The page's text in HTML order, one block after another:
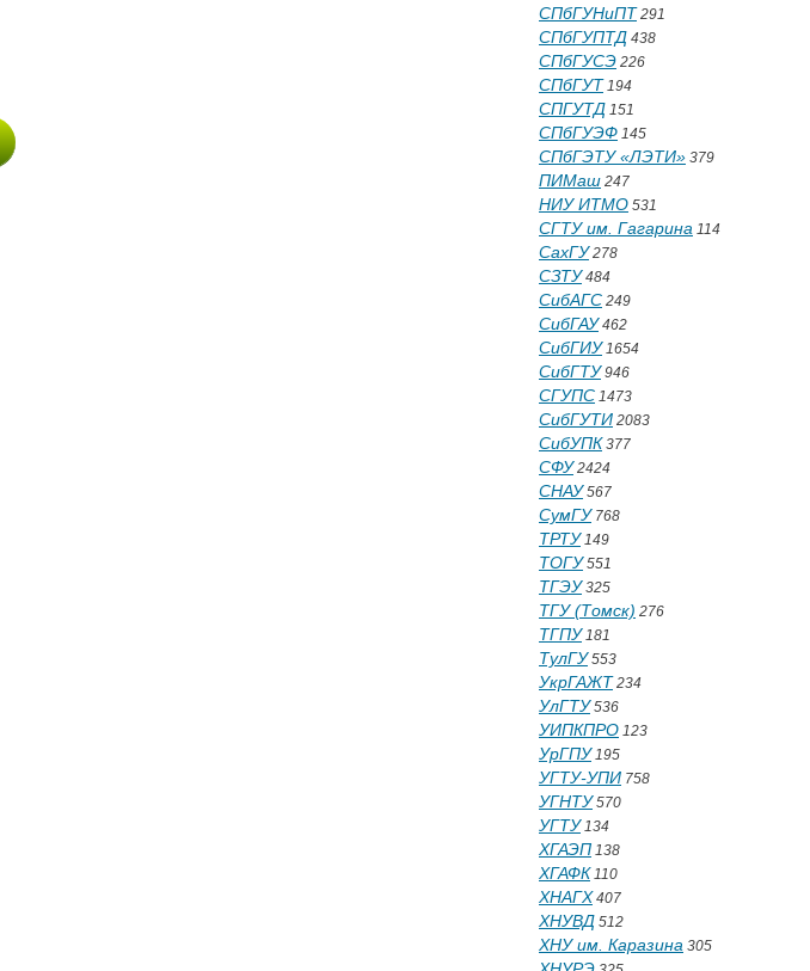
СПбГУНиПТ 291
СПбГУПТД 438
СПбГУСЭ 226
СПбГУТ 194
СПГУТД 151
СПбГУЭФ 145
СПбГЭТУ «ЛЭТИ» 379
ПИМаш 247
НИУ ИТМО 531
СГТУ им. Гагарина 114
СахГУ278
СЗТУ484
СибАГС 249
СибГАУ462
СибГИУ1654
СибГТУ946
СГУПС 1473
СибГУТИ 2083
СибУПК 377
СФУ2424
СНАУ567
СумГУ768
ТРТУ149
ТОГУ551
ТГЭУ325
ТГУ (Томск) 276
ТГПУ181
ТулГУ553
УкрГАЖТ 234
УлГТУ536
УИПКПРО 123
УрГПУ195
УГТУ-УПИ 758
УГНТУ570
УГТУ134
ХГАЭП 138
ХГАФК 110
ХНАГХ 407
ХНУВД 512
ХНУ им. Каразина 305